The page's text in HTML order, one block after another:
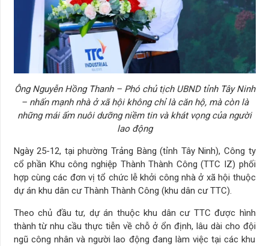
Ông Nguyễn Hồng Thanh – Phó chủ tịch UBND tỉnh Tây Ninh
– nhấn mạnh nhà ở xã hội không chỉ là căn hộ, mà còn là
những mái ấm nuôi dưỡng niềm tin và khát vọng của người
lao động
Ngày 25-12, tại phường Trảng Bàng (tỉnh Tây Ninh), Công ty
cổ phần Khu công nghiệp Thành Thành Công (TTC IZ) phối
hợp cùng các đơn vị tổ chức lễ khởi công nhà ở xã hội thuộc
dự án khu dân cư Thành Thành Công (khu dân cư TTC).
Theo chủ đầu tư, dự án thuộc khu dân cư TTC được hình
thành từ nhu cầu thực tiễn về chỗ ở ổn định, lâu dài cho đội
ngũ công nhân và người lao động đang làm việc tại các khu